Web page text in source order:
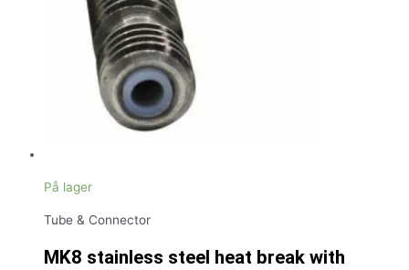
På lager
Tube & Connector
MK8 stainless steel heat break with